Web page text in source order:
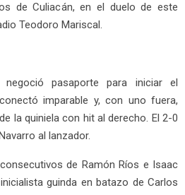
de Culiacán, en el duelo de este
Teodoro Mariscal.
negoció pasaporte para iniciar el
imparable y, con uno fuera,
la quiniela con hit al derecho. El 2-0
al lanzador.
de Ramón Ríos e Isaac
guinda en batazo de Carlos